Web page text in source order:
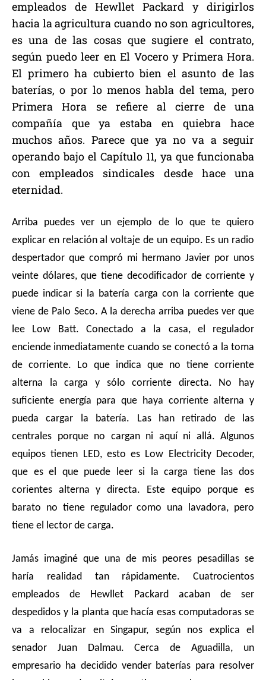
empleados de Hewllet Packard y dirigirlos
hacia la agricultura cuando no son agricultores,
es una de las cosas que sugiere el contrato,
según puedo leer en El Vocero y Primera Hora.
El primero ha cubierto bien el asunto de las
baterías, o por lo menos habla del tema, pero
Primera Hora se refiere al cierre de una
compañía que ya estaba en quiebra hace
muchos años. Parece que ya no va a seguir
operando bajo el Capítulo 11, ya que funcionaba
con empleados sindicales desde hace una
eternidad.
Arriba puedes ver un ejemplo de lo que te quiero
explicar en relación al voltaje de un equipo. Es un radio
despertador que compró mi hermano Javier por unos
veinte dólares, que tiene decodificador de corriente y
puede indicar si la batería carga con la corriente que
viene de Palo Seco. A la derecha arriba puedes ver que
lee Low Batt. Conectado a la casa, el regulador
enciende inmediatamente cuando se conectó a la toma
de corriente. Lo que indica que no tiene corriente
alterna la carga y sólo corriente directa. No hay
suficiente energía para que haya corriente alterna y
pueda cargar la batería. Las han retirado de las
centrales porque no cargan ni aquí ni allá. Algunos
equipos tienen LED, esto es Low Electricity Decoder,
que es el que puede leer si la carga tiene las dos
corientes alterna y directa. Este equipo porque es
barato no tiene regulador como una lavadora, pero
tiene el lector de carga.
Jamás imaginé que una de mis peores pesadillas se
haría realidad tan rápidamente. Cuatrocientos
empleados de Hewllet Packard acaban de ser
despedidos y la planta que hacía esas computadoras se
va a relocalizar en Singapur, según nos explica el
senador Juan Dalmau. Cerca de Aguadilla, un
empresario ha decidido vender baterías para resolver